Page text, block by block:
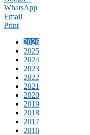
WhatsApp
Email
Print
2026
2025
2024
2023
2022
2021
2020
2019
2018
2017
2016